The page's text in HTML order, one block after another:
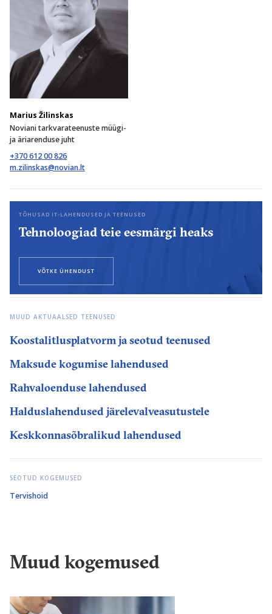
Marius Žilinskas
Noviani tarkvarateenuste müügi-
ja äriarenduse juht
+370 612 00 826
TÕHUSAD IT-LAHENDUSED JA TEENUSED
Tehnoloogiad teie eesmärgi heaks
VÕTKE ÜHENDUST
MUUD AKTUAALSED TEENUSED
Koostalitlusplatvorm ja seotud teenused
Maksude kogumise lahendused
Rahvaloenduse lahendused
Halduslahendused järelevalveasutustele
Keskkonnasõbralikud lahendused
SEOTUD KOGEMUSED
Tervishoid
Muud kogemused